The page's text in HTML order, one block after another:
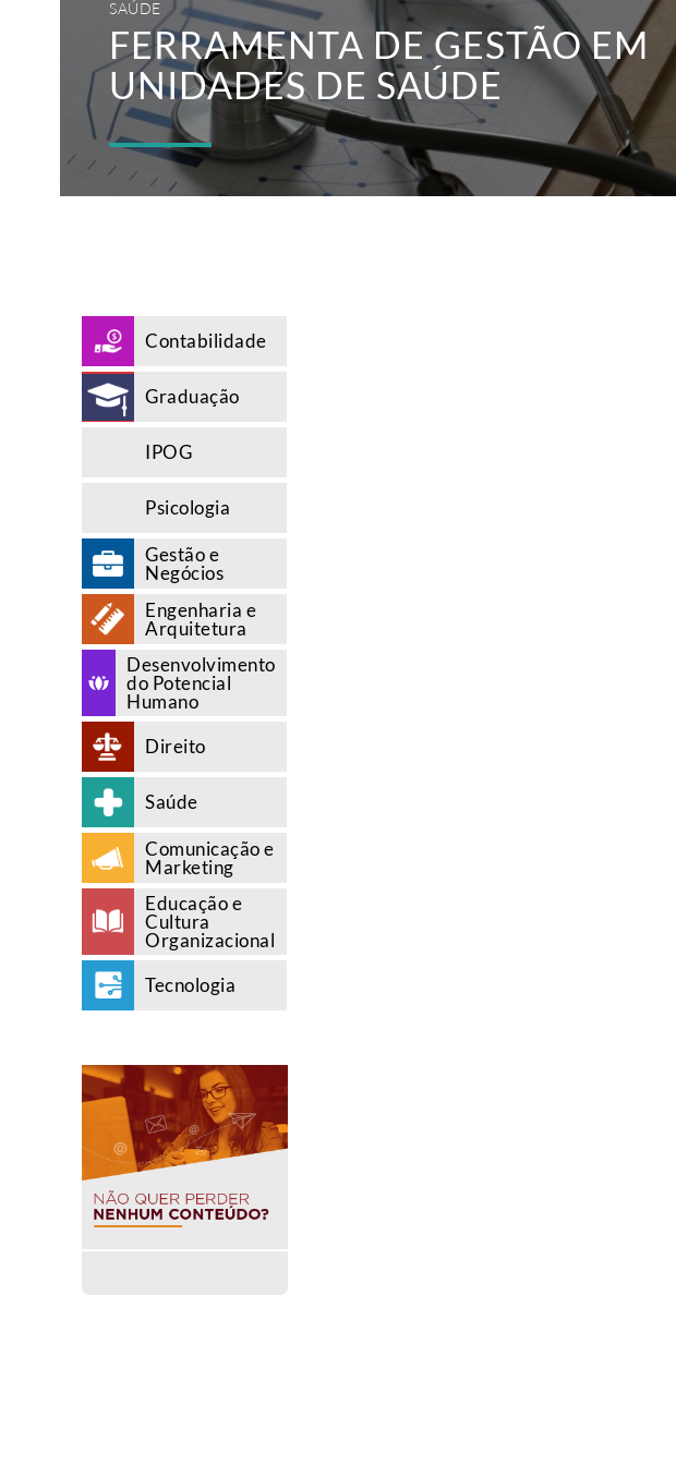
SAÚDE
FERRAMENTA DE GESTÃO EM
UNIDADES DE SAÚDE
Contabilidade
Graduação
IPOG
Psicologia
Gestão e
Negócios
Engenharia e
Arquitetura
Desenvolvimento
do Potencial
Humano
Direito
Saúde
Comunicação e
Marketing
Educação e
Cultura
Organizacional
Tecnologia